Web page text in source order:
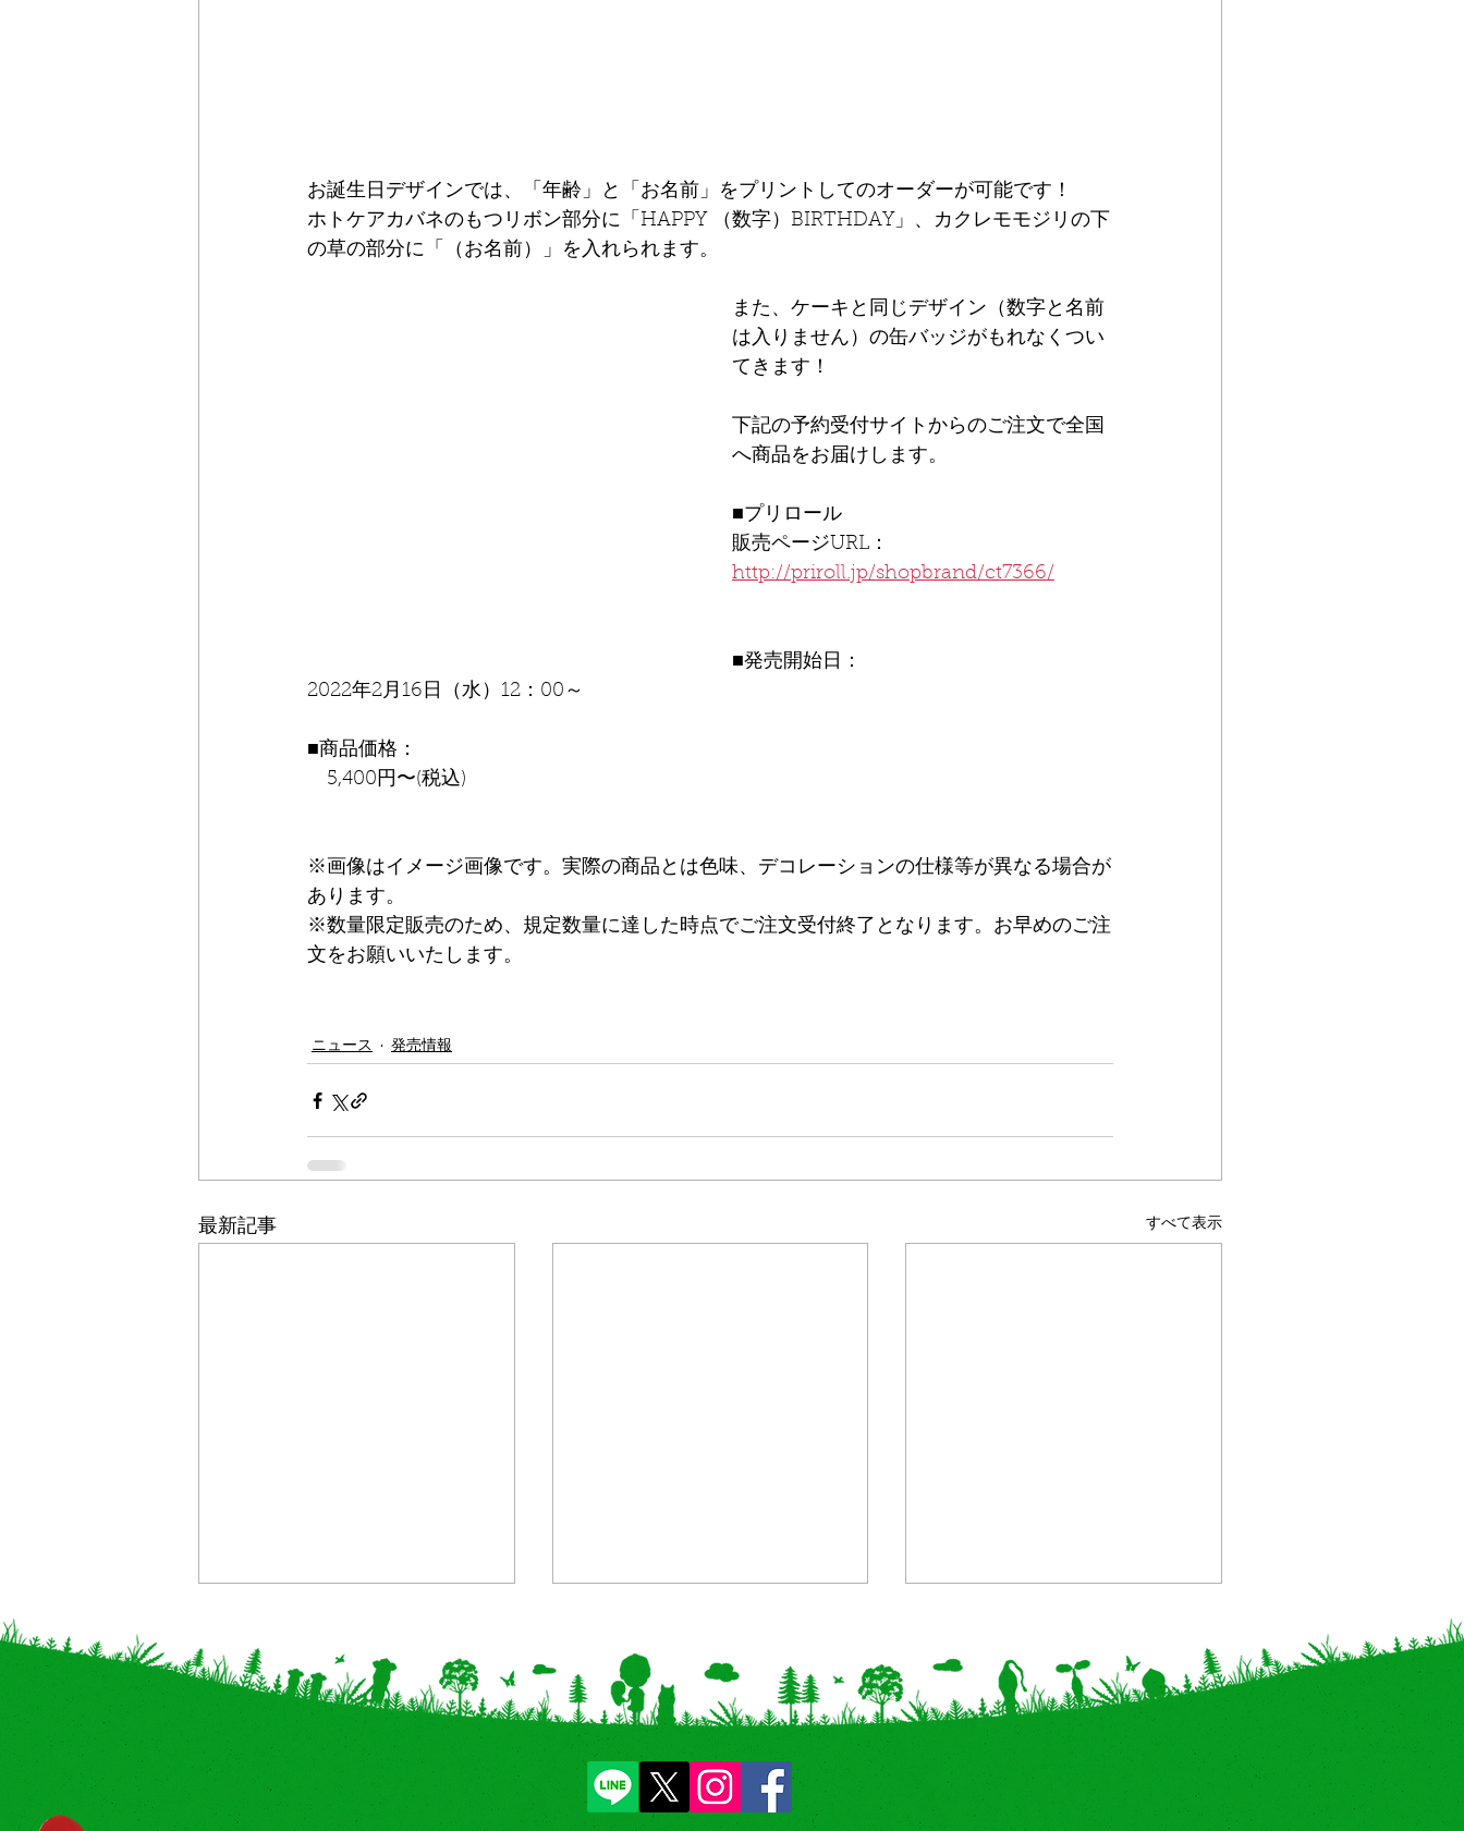
お誕生日デザインでは、「年齢」と「お名前」をプリントしてのオーダーが可能です！
ホトケアカバネのもつリボン部分に「HAPPY （数字）BIRTHDAY」、カクレモモジリの下
の草の部分に「（お名前）」を入れられます。
また、ケーキと同じデザイン（数字と名前
は入りません）の缶バッジがもれなくつい
てきます！
下記の予約受付サイトからのご注文で全国
へ商品をお届けします。
■プリロール
販売ページURL：
http://priroll.jp/shopbrand/ct7366/
■発売開始日：
2022年2月16日（水）12：00～
■商品価格：
5,400円〜(税込)
※画像はイメージ画像です。実際の商品とは色味、デコレーションの仕様等が異なる場合が
あります。
※数量限定販売のため、規定数量に達した時点でご注文受付終了となります。お早めのご注
文をお願いいたします。
ニュース 発売情報
最新記事 すべて表示
【神奈川・奈良 追加】イベン
ト体験型POP UP「こびとづ
【新商品/地域限定】北海
道・沖縄「おはじき きらきら
店でPOPUP "こびと百貨店”